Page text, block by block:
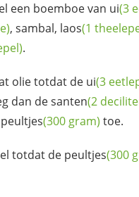
een boemboe van ui(3
, sambal, laos(1
.
olie totdat de ui(3
dan desanten(2
peultjes(300 gram) toe.
totdat de peultjes(300